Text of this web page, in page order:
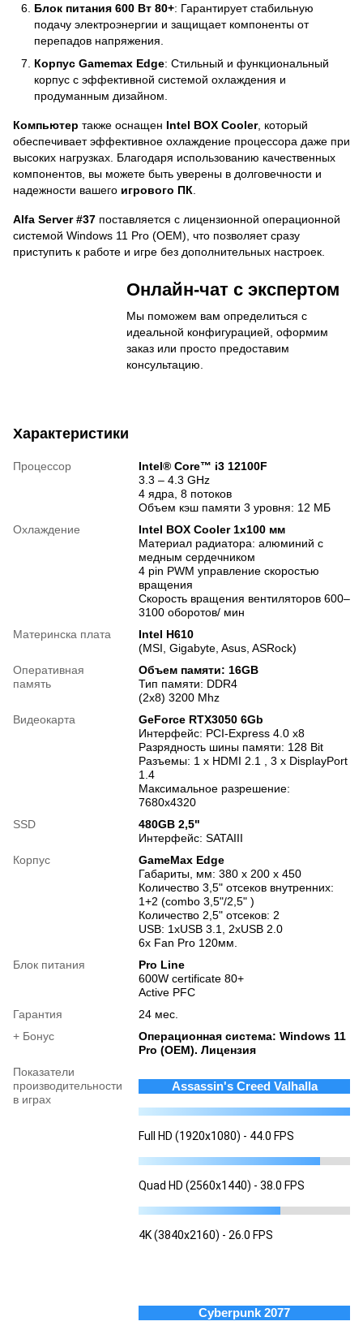
Блок питания 600 Вт 80+: Гарантирует стабильную
подачу электроэнергии и защищает компоненты от
перепадов напряжения.
Корпус Gamemax Edge: Стильный и функциональный
корпус с эффективной системой охлаждения и
продуманным дизайном.
Компьютер также оснащен Intel BOX Cooler, который
обеспечивает эффективное охлаждение процессора даже при
высоких нагрузках. Благодаря использованию качественных
компонентов, вы можете быть уверены в долговечности и
надежности вашего игрового ПК
Alfa Server #37 поставляется с лицензионной операционной
системой Windows 11 Pro (OEM), что позволяет сразу
приступить к работе и игре без дополнительных настроек.
Онлайн-чат с экспертом
Мы поможем вам определиться с
идеальной конфигурацией, оформим
заказ или просто предоставим
консультацию.
Характеристики
Процессор
Intel® Core™ i3 12100F
3.3 – 4.3 GHz
4 ядра, 8 потоков
Объем кэш памяти 3 уровня: 12 МБ
Охлаждение
Intel BOX Cooler 1x100 мм
Материал радиатора: алюминий с
медным сердечником
4 pin PWM управление скоростью
вращения
Скорость вращения вентиляторов 600–
3100 оборотов/ мин
Материнска плата
Intel H610
(MSI, Gigabyte, Asus, ASRock)
Оперативная
память
Объем памяти: 16GB
Тип памяти: DDR4
(2x8) 3200 Mhz
Видеокарта
GeForce RTX3050 6Gb
Интерфейс: PCI-Express 4.0 x8
Разрядность шины памяти: 128 Bit
Разъемы: 1 x HDMI 2.1 , 3 x DisplayPort
1.4
Максимальное разрешение:
7680x4320
SSD
480GB 2,5"
Интерфейс: SATAIII
Корпус
GameMax Edge
Габариты, мм: 380 x 200 x 450
Количество 3,5" отсеков внутренних:
1+2 (сombo 3,5"/2,5" )
Количество 2,5" отсеков: 2
USB: 1хUSB 3.1, 2хUSB 2.0
6х Fan Pro 120мм.
Блок питания
Pro Line
600W certificate 80+
Active PFC
Гарантия
24 мес.
+ Бонус
Операционная система: Windows 11
Pro (OEM). Лицензия
Показатели
производительности
в играх
Assassin's Creed Valhalla
Full HD (1920x1080) - 44.0 FPS
Quad HD (2560x1440) - 38.0 FPS
4K (3840x2160) - 26.0 FPS
Cyberpunk 2077